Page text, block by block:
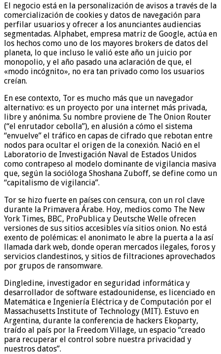
El negocio está en la personalización de avisos a través de la
comercialización de cookies y datos de navegación para
perfilar usuarios y ofrecer a los anunciantes audiencias
segmentadas. Alphabet, empresa matriz de Google, actúa en
los hechos como uno de los mayores brokers de datos del
planeta, lo que incluso le valió este año un juicio por
monopolio, y el año pasado una aclaración de que, el
«modo incógnito», no era tan privado como los usuarios
creían.
En ese contexto, Tor es mucho más que un navegador
alternativo: es un proyecto por una internet más privada,
libre y anónima. Su nombre proviene de The Onion Router
(“el enrutador cebolla”), en alusión a cómo el sistema
“envuelve” el tráfico en capas de cifrado que rebotan entre
nodos para ocultar el origen de la conexión. Nació en el
Laboratorio de Investigación Naval de Estados Unidos
como contrapeso al modelo dominante de vigilancia masiva
que, según la socióloga Shoshana Zuboff, se define como un
“capitalismo de vigilancia”.
Tor se hizo fuerte en países con censura, con un rol clave
durante la Primavera Árabe. Hoy, medios como The New
York Times, BBC, ProPublica y Deutsche Welle ofrecen
versiones de sus sitios accesibles vía sitios onion. No está
exento de polémicas: el anonimato le abre la puerta a la así
llamada dark web, donde operan mercados ilegales, foros y
servicios clandestinos, y sitios de filtraciones aprovechados
por grupos de ransomware.
Dingledine, investigador en seguridad informática y
desarrollador de software estadounidense, es licenciado en
Matemática e Ingeniería Eléctrica y de Computación por el
Massachusetts Institute of Technology (MIT). Estuvo en
Argentina, durante la conferencia de hackers Ekoparty,
traído al país por la Freedom Village, un espacio “creado
para recuperar el control sobre nuestra privacidad y
nuestros datos”.